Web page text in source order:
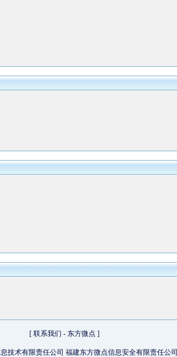
[ 联系我们 - 东方微点 ]
技术有限责任公司 福建东方微点信息安全有限责任公司